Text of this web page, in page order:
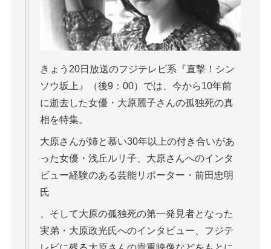
きょう20日放送のフジテレビ系『直撃！シン
ソウ坂上』（後9：00）では、今から10年前
に逝去した女優・大原麗子さんの孤独死の真
相を特集。
大原さんが姉と慕い30年以上の付き合いがあ
った女優・浅丘ルリ子、大原さんへのインタ
ビュー経験のある芸能リポーター・前田忠明
氏
、そして大原の孤独死の第一発見者となった
実弟・大原政光氏へのインタビュー、フジテ